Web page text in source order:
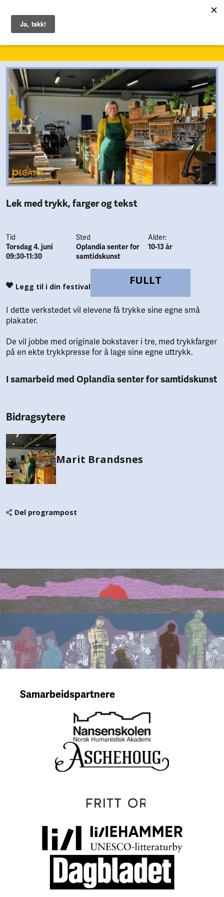
Lek med trykk, farger og tekst
Tid
Torsdag 4. juni
09:30-11:30
Sted
Oplandia senter for
samtidskunst
Alder:
10-13 år
Legg til i din festival FULLT
I dette verkstedet vil elevene få trykke sine egne små
plakater.
De vil jobbe med originale bokstaver i tre, med trykkfarger
på en ekte trykkpresse for å lage sine egne uttrykk.
I samarbeid med Oplandia senter for samtidskunst
Bidragsytere
Marit Brandsnes
Del programpost
Samarbeidspartnere